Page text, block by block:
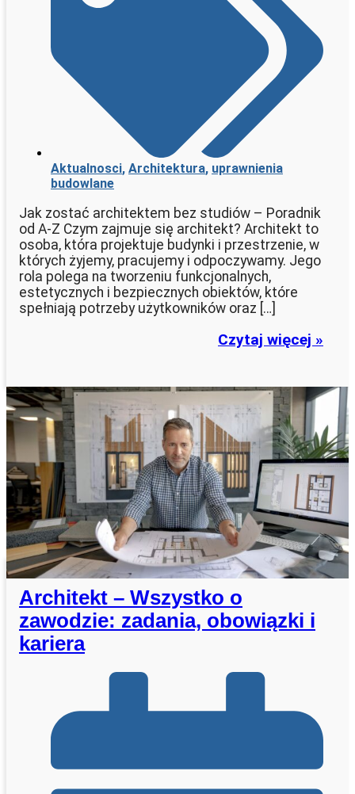
Aktualnosci, Architektura, uprawnienia
budowlane
Jak zostać architektem bez studiów – Poradnik
od A-Z Czym zajmuje się architekt? Architekt to
osoba, która projektuje budynki i przestrzenie, w
których żyjemy, pracujemy i odpoczywamy. Jego
rola polega na tworzeniu funkcjonalnych,
estetycznych i bezpiecznych obiektów, które
spełniają potrzeby użytkowników oraz […]
Czytaj więcej »
Architekt – Wszystko o
zawodzie: zadania, obowiązki i
kariera